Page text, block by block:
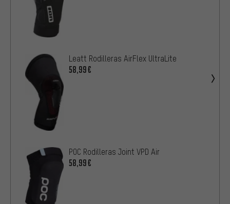
Leatt Rodilleras AirFlex UltraLite
58,99€
POC Rodilleras Joint VPD Air
58,99€